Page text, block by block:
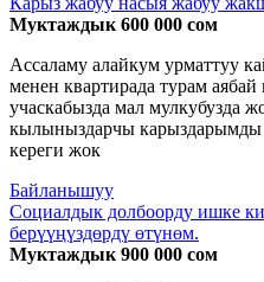
Муктаждык 600 000 сом
Ассаламу алайкум урматтуу
менен квартирада турам
учаскабызда мал мулкубузда
кылыныздарчы карыздарымды
кереги жок
Байланышуу
Социалдык долбоорду ишке
берүүңүздөрдү өтүнөм.
Муктаждык 900 000 сом